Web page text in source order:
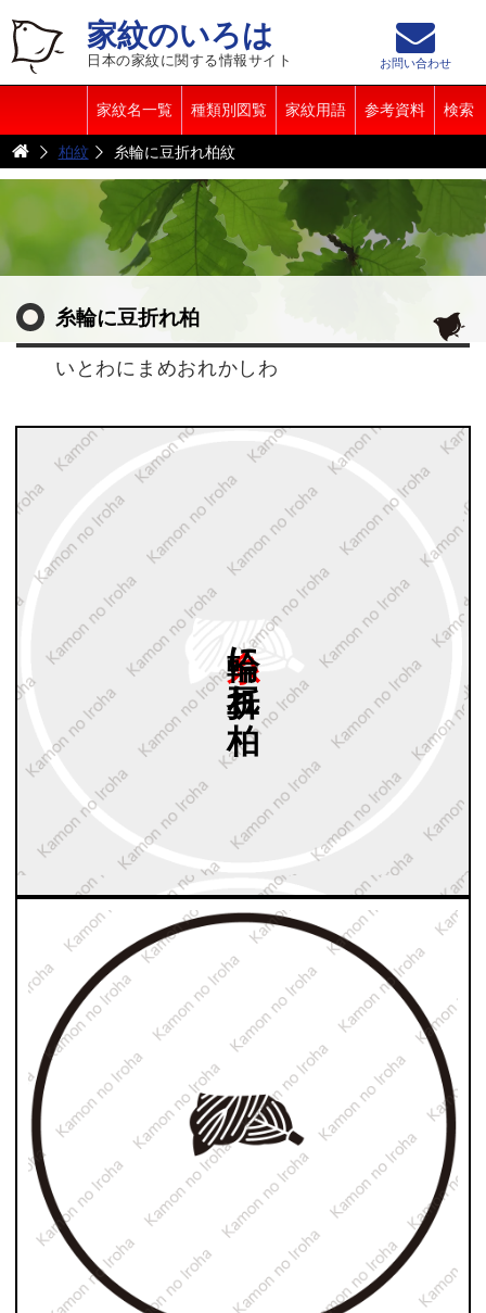
家紋のいろは
日本の家紋に関する情報サイト
家紋名一覧 種類別図覧 家紋用語 参考資料 検索
お問い合わせ
柏紋 糸輪に豆折れ柏紋
糸輪に豆折れ柏
いとわにまめおれかしわ
柏